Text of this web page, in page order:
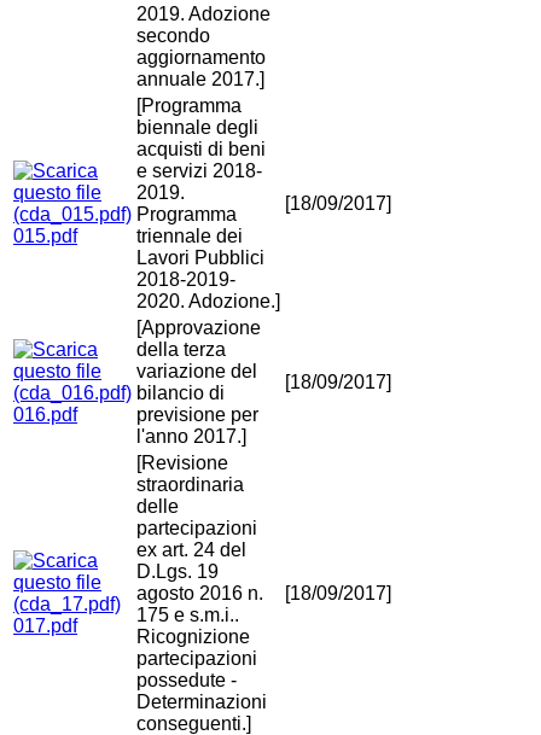
2019. Adozione
secondo
aggiornamento
annuale 2017.]
015.pdf
[Programma
biennale degli
acquisti di beni
e servizi 2018-
2019.
Programma
triennale dei
Lavori Pubblici
2018-2019-
2020. Adozione.]
[18/09/2017]
016.pdf
[Approvazione
della terza
variazione del
bilancio di
previsione per
l'anno 2017.]
[18/09/2017]
017.pdf
[Revisione
straordinaria
delle
partecipazioni
ex art. 24 del
D.Lgs. 19
agosto 2016 n.
175 e s.m.i..
Ricognizione
partecipazioni
possedute -
Determinazioni
conseguenti.]
[18/09/2017]